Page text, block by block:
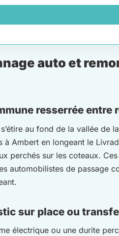
auto et
resserrée entre
au fond de la vallée de
à Ambert en longeant le
perchés sur les coteaux.
automobilistes de passage
sur place ou
électrique ou une durite